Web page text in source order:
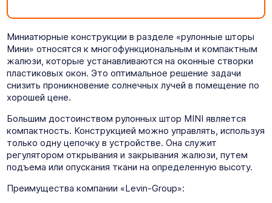
Миниатюрные конструкции в разделе «рулонные шторы
Мини» относятся к многофункциональным и компактным
жалюзи, которые устанавливаются на оконные створки
пластиковых окон. Это оптимальное решение задачи
снизить проникновение солнечных лучей в помещение по
хорошей цене.
Большим достоинством рулонных штор MINI является
компактность. Конструкцией можно управлять, используя
только одну цепочку в устройстве. Она служит
регулятором открывания и закрывания жалюзи, путем
подъема или опускания ткани на определенную высоту.
Преимущества компании «Levin-Group»: